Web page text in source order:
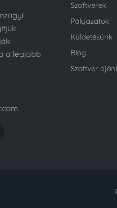
a legjobb
Szoftverek
Pályázatok
Küldetésünk
Blog
Szoftver